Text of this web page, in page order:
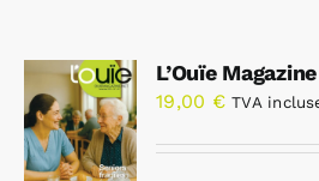
L’Ouïe
19,00 € TVA